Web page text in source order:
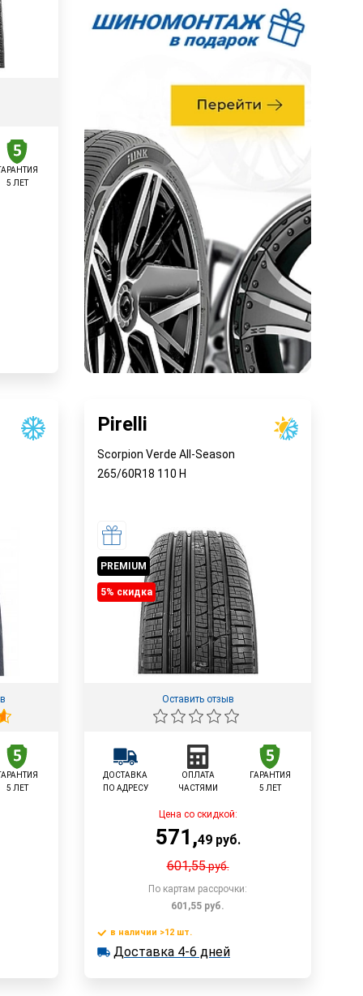
5 ЛЕТ
5 ЛЕТ
Pirelli
Scorpion Verde All-Season
265/60R18 110 H
PREMIUM
5% cкидка
Оставить отзыв
ДОСТАВКА
ПО АДРЕСУ
ОПЛАТА
ЧАСТЯМИ
ГАРАНТИЯ
5 ЛЕТ
Цена со скидкой:
571 ,49руб.
601,55руб.
По картам рассрочки:
601,55 руб.
В корзину
в наличии >12 шт.
в наличии >12 шт.
Доставка 4-6 дней